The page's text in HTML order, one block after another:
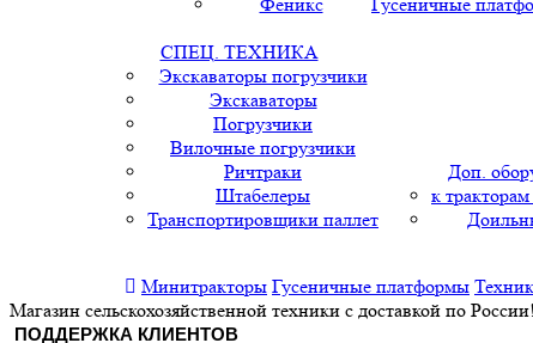
СПЕЦ. ТЕХНИКА
Экскаваторы погрузчики
Экскаваторы
Погрузчики
Вилочные погрузчики
Ричтраки
Штабелеры
Транспортировщики паллет
Доп.
к
Минитракторы Гусеничные платформы
Магазин сельскохозяйственной техники с доставкой по России!
ПОДДЕРЖКА КЛИЕНТОВ